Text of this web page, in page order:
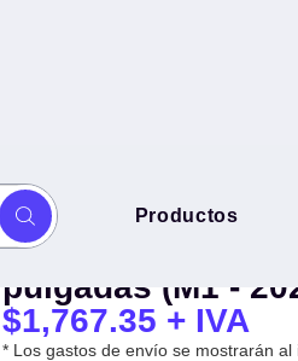
Productos
Bateria para
11.4v / 55wh para
pulgadas (M1 -
$1,767.35 + IVA
* Los gastos de envío se mostrarán